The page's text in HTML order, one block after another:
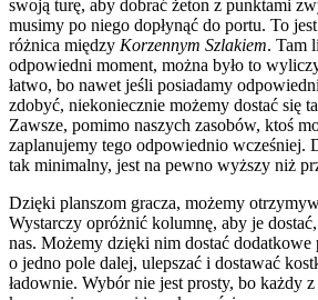
swoją turę, aby dobrać żeton z punktami
musimy po niego dopłynąć do portu. To
różnica między Korzennym Szlakiem. Tam
odpowiedni moment, można było to
łatwo, bo nawet jeśli posiadamy
zdobyć, niekoniecznie możemy dostać się
Zawsze, pomimo naszych zasobów, ktoś
zaplanujemy tego odpowiednio wcześniej.
tak minimalny, jest na pewno wyższy niż
Dzięki planszom gracza, możemy
Wystarczy opróżnić kolumnę, aby je
nas. Możemy dzięki nim dostać dodatkowe
o jedno pole dalej, ulepszać i dostawać
ładownie. Wybór nie jest prosty, bo każdy